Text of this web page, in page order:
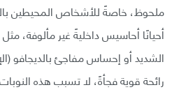
ملحوظ، خاصةً للأشخاص المحيطين
أحيانًا أحاسيس داخليةً غير مألوفة،
الشديد أو إحساس مفاجئ بالديجافو
رائحة قوية فجأةً، لا تسبب هذه